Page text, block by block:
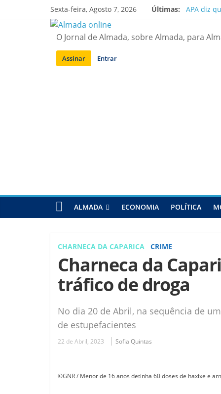
Sexta-feira, Agosto 7, 2026 Últimas:
APA diz
Ponte
Situação
O Jornal de Almada, sobre Almada, para
Assinar Entrar
ALMADA ECONOMIA POLÍTICA
CHARNECA DA CAPARICA CRIME
Charneca da
tráfico de droga
No dia 20 de Abril, na sequência de
de estupefacientes
22 de Abril, 2023 Sofia Quintas
©GNR / Menor de 16 anos detinha 60 doses de haxixe e